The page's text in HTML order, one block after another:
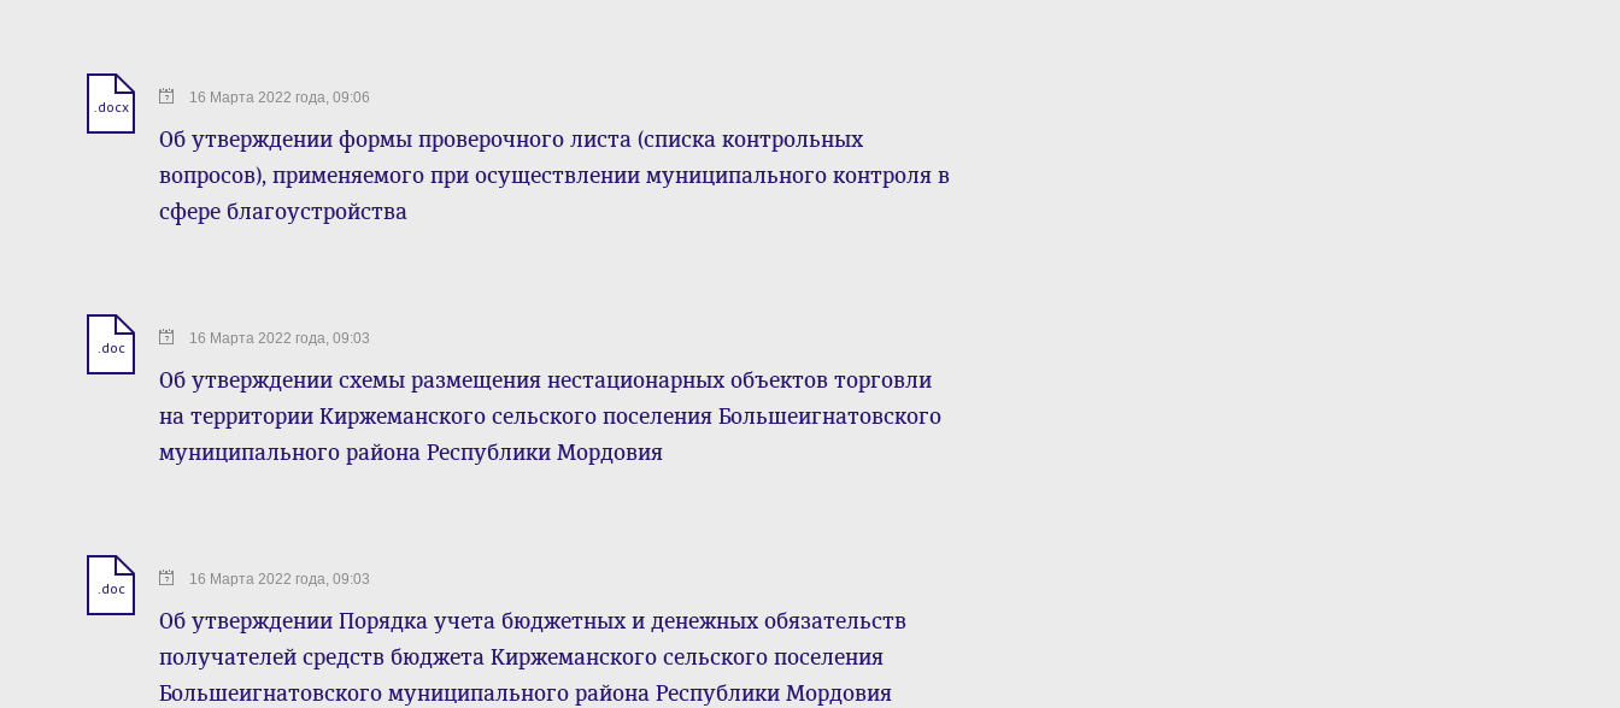
.docx 16 Марта 2022 года, 09:06
Об утверждении формы проверочного листа (списка контрольных
вопросов), применяемого при осуществлении муниципального контроля в
сфере благоустройства
.doc 16 Марта 2022 года, 09:03
Об утверждении схемы размещения нестационарных объектов торговли
на территории Киржеманского сельского поселения Большеигнатовского
муниципального района Республики Мордовия
.doc 16 Марта 2022 года, 09:03
Об утверждении Порядка учета бюджетных и денежных обязательств
получателей средств бюджета Киржеманского сельского поселения
Большеигнатовского муниципального района Республики Мордовия